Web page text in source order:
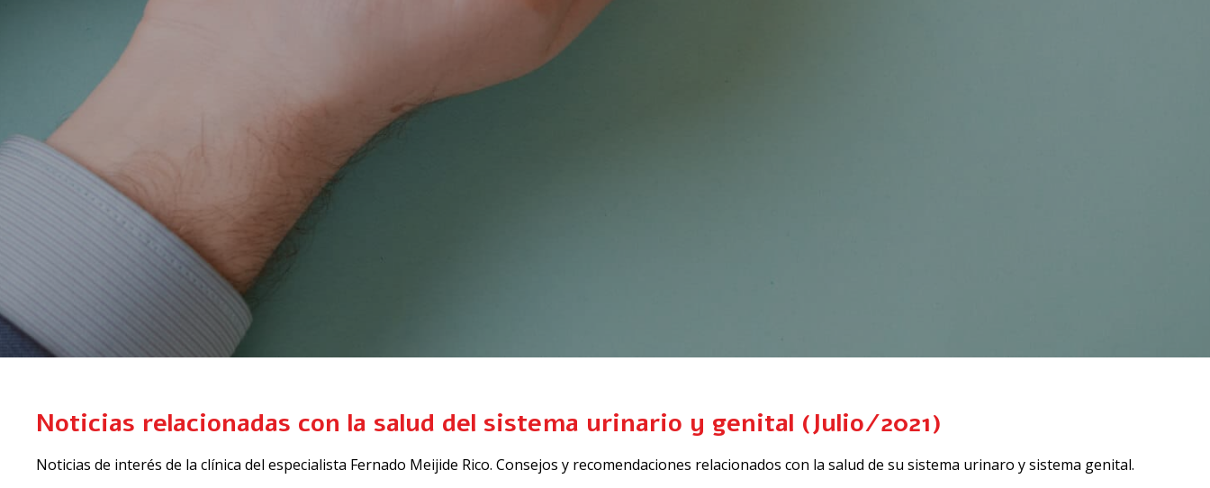
Noticias relacionadas con la salud del sistema urinario y genital (Julio/2021)
Noticias de interés de la clínica del especialista Fernado Meijide Rico. Consejos y recomendaciones relacionados con la salud de su sistema urinaro y sistema genital.